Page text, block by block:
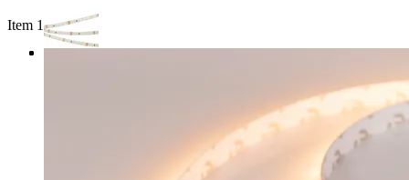
Item 1 of 3